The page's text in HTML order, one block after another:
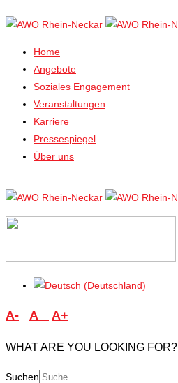
Home
Angebote
Soziales Engagement
Veranstaltungen
Karriere
Pressespiegel
Über uns
A- A A+
WHAT ARE YOU LOOKING FOR?
Suchen